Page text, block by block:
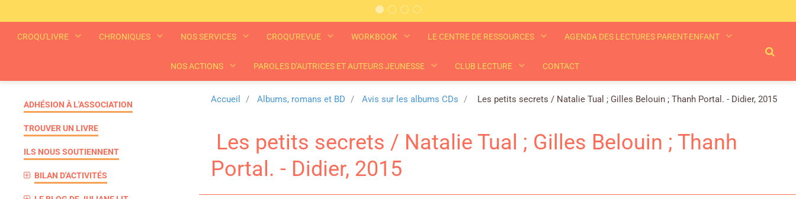
CROQU'LIVRE CHRONIQUES NOS SERVICES CROQU'REVUE WORKBOOK LE CENTRE DE RESSOURCES AGENDA DES LECTURES PARENT-ENFANT
NOS ACTIONS PAROLES D'AUTRICES ET AUTEURS JEUNESSE CLUB LECTURE CONTACT
Accueil Albums, romans et BD Avis sur les albums CDs Les petits secrets / Natalie Tual ; Gilles Belouin ; Thanh Portal. - Didier, 2015
Les petits secrets / Natalie Tual ; Gilles Belouin ; Thanh
Portal. - Didier, 2015
ADHÉSION À L'ASSOCIATION
TROUVER UN LIVRE
ILS NOUS SOUTIENNENT
BILAN D'ACTIVITÉS